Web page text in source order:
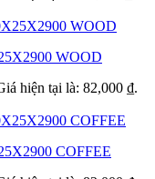
WOOD
hiện tại là: 82,000 ₫.
COFFEE